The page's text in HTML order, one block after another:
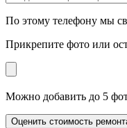
По этому телефону мы
Прикрепите фото или
Можно добавить до 5